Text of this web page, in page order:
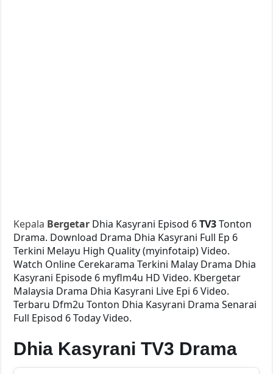
Kepala Bergetar Dhia Kasyrani Episod 6TV3Tonton
Drama. Download Drama Dhia Kasyrani Full Ep 6
Terkini Melayu High Quality (myinfotaip) Video.
Watch Online Cerekarama Terkini Malay Drama Dhia
Kasyrani Episode 6 myflm4u HD Video. Kbergetar
Malaysia Drama Dhia Kasyrani Live Epi 6 Video.
Terbaru Dfm2u Tonton Dhia Kasyrani Drama Senarai
Full Episod 6 Today Video.
Dhia Kasyrani TV3 Drama